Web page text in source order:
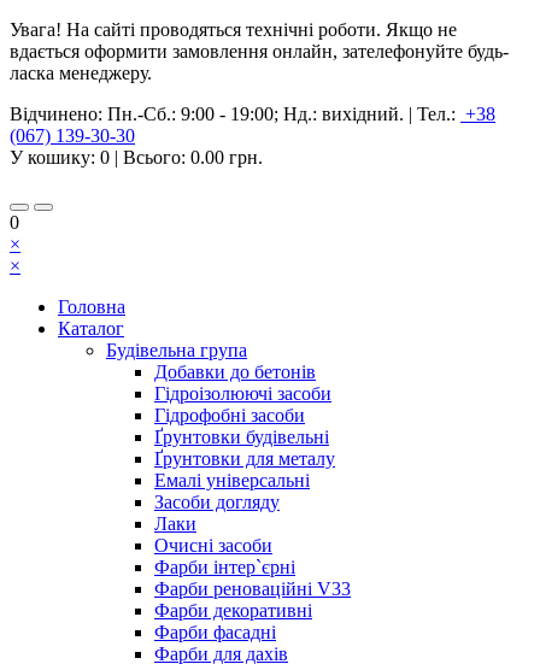
Увага! На сайті проводяться технічні роботи. Якщо не
вдається оформити замовлення онлайн, зателефонуйте будь-
ласка менеджеру.
Відчинено: Пн.-Сб.: 9:00 - 19:00; Нд.: вихідний. | Тел.: +38
(067) 139-30-30
У кошику: 0 | Всього: 0.00 грн.
0
×
×
Головна
Каталог
Будівельна група
Добавки до бетонів
Гідроізолюючі засоби
Гідрофобні засоби
Ґрунтовки будівельні
Ґрунтовки для металу
Емалі універсальні
Засоби догляду
Лаки
Очисні засоби
Фарби інтер`єрні
Фарби реноваційні V33
Фарби декоративні
Фарби фасадні
Фарби для дахів